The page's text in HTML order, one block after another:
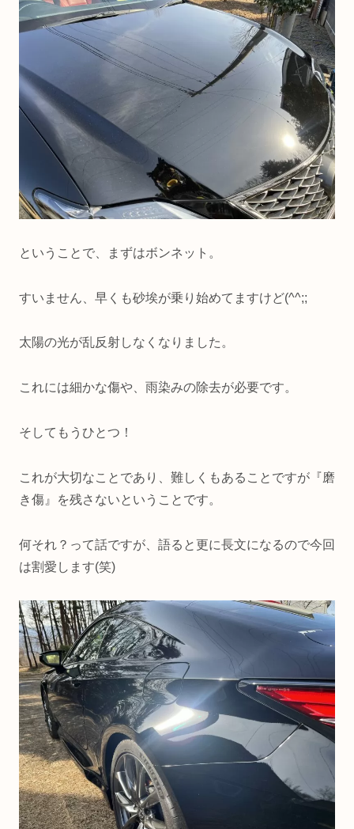
ということで、まずはボンネット。
すいません、早くも砂埃が乗り始めてますけど(^^;;
太陽の光が乱反射しなくなりました。
これには細かな傷や、雨染みの除去が必要です。
そしてもうひとつ！
これが大切なことであり、難しくもあることですが『磨
き傷』を残さないということです。
何それ？って話ですが、語ると更に長文になるので今回
は割愛します(笑)